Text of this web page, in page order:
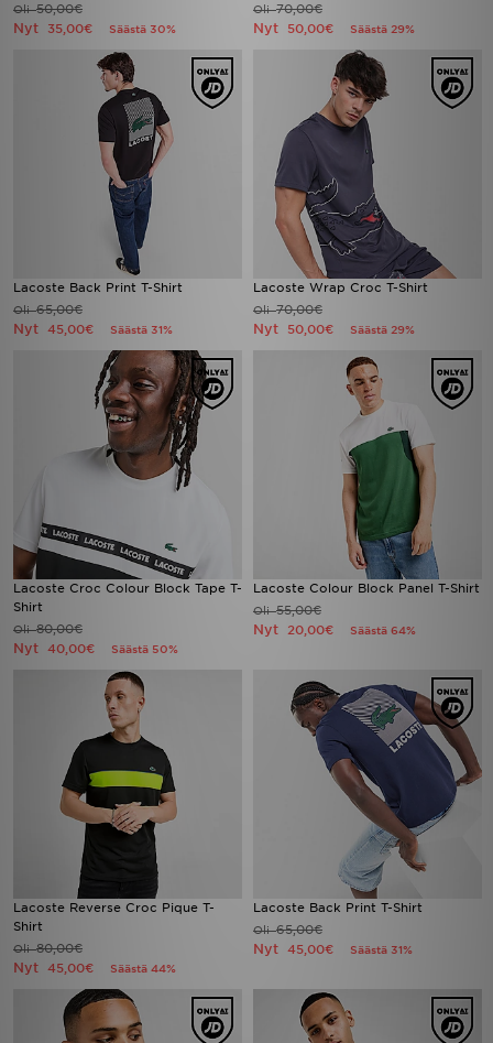
Oli50,00€
Nyt 35,00€ Säästä 30%
Oli70,00€
Nyt 50,00€ Säästä 29%
Lacoste Back Print T-Shirt
Oli65,00€
Nyt 45,00€ Säästä 31%
Lacoste Wrap Croc T-Shirt
Oli70,00€
Nyt 50,00€ Säästä 29%
Lacoste Croc Colour Block Tape T-
Shirt
Oli80,00€
Nyt 40,00€ Säästä 50%
Lacoste Colour Block Panel T-Shirt
Oli55,00€
Nyt 20,00€ Säästä 64%
Lacoste Reverse Croc Pique T-
Shirt
Oli80,00€
Nyt 45,00€ Säästä 44%
Lacoste Back Print T-Shirt
Oli65,00€
Nyt 45,00€ Säästä 31%